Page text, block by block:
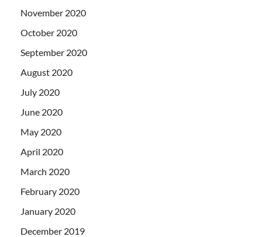
November 2020
October 2020
September 2020
August 2020
July 2020
June 2020
May 2020
April 2020
March 2020
February 2020
January 2020
December 2019